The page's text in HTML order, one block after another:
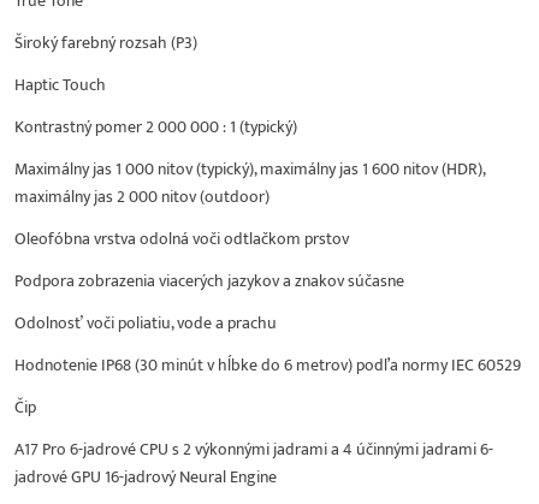
Široký farebný rozsah (P3)
Haptic Touch
Kontrastný pomer 2 000 000 : 1 (typický)
Maximálny jas 1 000 nitov (typický), maximálny jas 1 600 nitov (HDR),
maximálny jas 2 000 nitov (outdoor)
Oleofóbna vrstva odolná voči odtlačkom prstov
Podpora zobrazenia viacerých jazykov a znakov súčasne
Odolnosť voči poliatiu, vode a prachu
Hodnotenie IP68 (30 minút v hĺbke do 6 metrov) podľa normy IEC 60529
Čip
A17 Pro 6-jadrové CPU s 2 výkonnými jadrami a 4 účinnými jadrami 6-
jadrové GPU 16-jadrový Neural Engine